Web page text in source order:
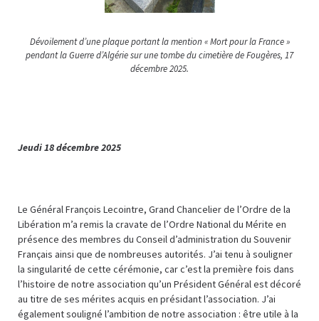
Dévoilement d’une plaque portant la mention « Mort pour la France »
pendant la Guerre d’Algérie sur une tombe du cimetière de Fougères, 17
décembre 2025.
Jeudi 18 décembre 2025
Le Général François Lecointre, Grand Chancelier de l’Ordre de la
Libération m’a remis la cravate de l’Ordre National du Mérite en
présence des membres du Conseil d’administration du Souvenir
Français ainsi que de nombreuses autorités. J’ai tenu à souligner
la singularité de cette cérémonie, car c’est la première fois dans
l’histoire de notre association qu’un Président Général est décoré
au titre de ses mérites acquis en présidant l’association. J’ai
également souligné l’ambition de notre association : être utile à la